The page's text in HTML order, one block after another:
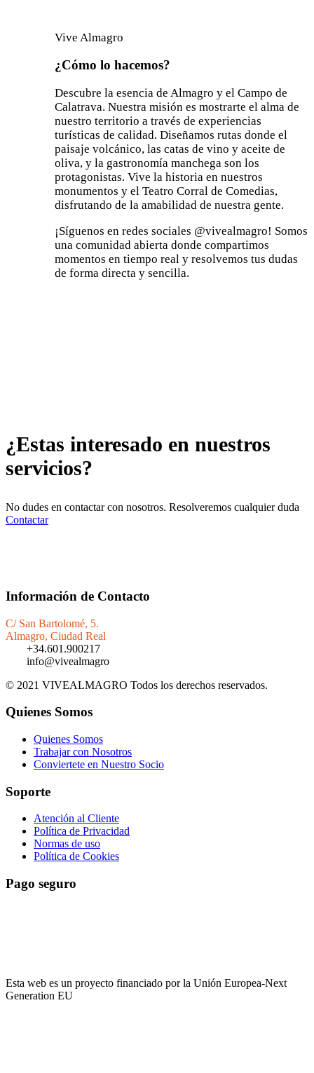
Vive Almagro
¿Cómo lo hacemos?
Descubre la esencia de Almagro y el Campo de
Calatrava. Nuestra misión es mostrarte el alma de
nuestro territorio a través de experiencias
turísticas de calidad. Diseñamos rutas donde el
paisaje volcánico, las catas de vino y aceite de
oliva, y la gastronomía manchega son los
protagonistas. Vive la historia en nuestros
monumentos y el Teatro Corral de Comedias,
disfrutando de la amabilidad de nuestra gente.
¡Síguenos en redes sociales @vivealmagro! Somos
una comunidad abierta donde compartimos
momentos en tiempo real y resolvemos tus dudas
de forma directa y sencilla.
¿Estas interesado en nuestros
servicios?
No dudes en contactar con nosotros. Resolveremos cualquier duda
Contactar
Información de Contacto
C/ San Bartolomé, 5.
Almagro, Ciudad Real
+34.601.900217
info@vivealmagro
© 2021 VIVEALMAGRO Todos los derechos reservados.
Quienes Somos
Quienes Somos
Trabajar con Nosotros
Conviertete en Nuestro Socio
Soporte
Atención al Cliente
Política de Privacidad
Normas de uso
Política de Cookies
Pago seguro
Esta web es un proyecto financiado por la Unión Europea-Next
Generation EU